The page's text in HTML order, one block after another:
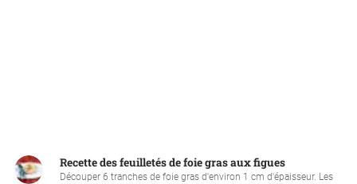
Recette des feuilletés de foie gras aux figues
Découper 6 tranches de foie gras d'environ 1 cm d'épaisseur. Les